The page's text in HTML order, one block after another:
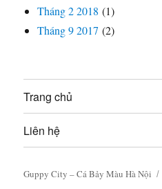
Tháng 2 2018 (1)
Tháng 9 2017 (2)
Trang chủ
Liên hệ
Guppy City – Cá Bảy Màu Hà Nội